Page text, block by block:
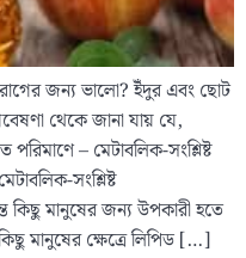
জন্য ভালো? ইঁদুর এবং ছোট
থেকে জানা যায় যে,
– মেটাবলিক-সংশ্লিষ্ট
সংশ্লিষ্ট
কিছু মানুষের জন্য উপকারী হতে
মানুষের ক্ষেত্রে লিপিড […]